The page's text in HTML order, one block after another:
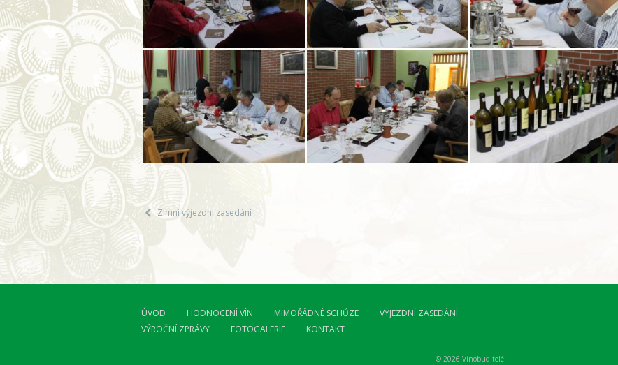
Zimní výjezdní zasedání
ÚVOD HODNOCENÍ VÍN MIMOŘÁDNÉ SCHŮZE
VÝJEZDNÍ ZASEDÁNÍ
VÝROČNÍ ZPRÁVY
FOTOGALERIE KONTAKT
© 2026 Vínobuditelé